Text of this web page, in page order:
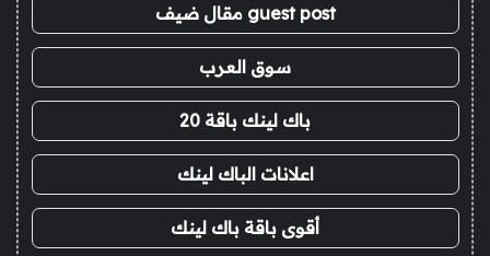
guest post مقال ضيف
سوق العرب
باك لينك باقة 20
اعلانات الباك لينك
أقوى باقة باك لينك